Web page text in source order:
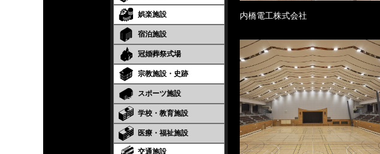
娯楽施設
宿泊施設
冠婚葬祭式場
宗教施設・史跡
スポーツ施設
学校・教育施設
医療・福祉施設
交通施設
内橋電工株式会社